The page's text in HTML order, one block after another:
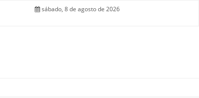
sábado, 8 de agosto de 2026